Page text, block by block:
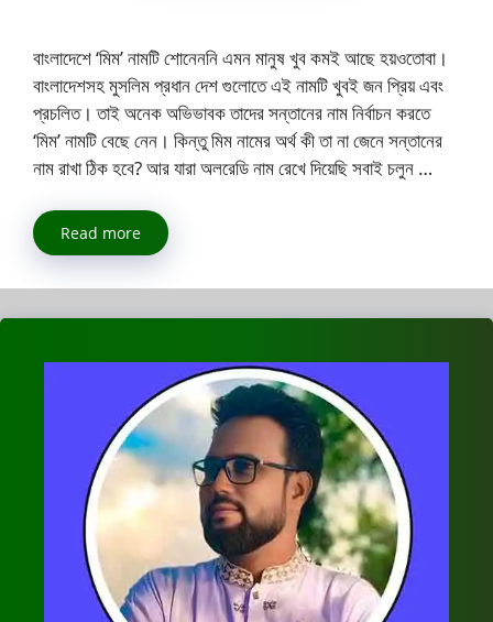
বাংলাদেশে ‘মিম’ নামটি শোনেননি এমন মানুষ খুব কমই আছে হয়ওতোবা।
বাংলাদেশসহ মুসলিম প্রধান দেশ গুলোতে এই নামটি খুবই জন প্রিয় এবং
প্রচলিত। তাই অনেক অভিভাবক তাদের সন্তানের নাম নির্বাচন করতে
‘মিম’ নামটি বেছে নেন। কিন্তু মিম নামের অর্থ কী তা না জেনে সন্তানের
নাম রাখা ঠিক হবে? আর যারা অলরেডি নাম রেখে দিয়েছি সবাই চলুন …
Read more